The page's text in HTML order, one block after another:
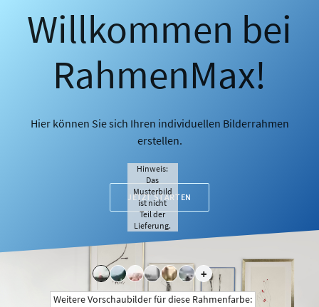
Willkommen bei
RahmenMax!
Hier können Sie sich Ihren individuellen Bilderrahmen
erstellen.
JETZT STARTEN
+
Hinweis:
Das
Musterbild
ist nicht
Teil der
Lieferung.
Weitere Vorschaubilder für diese Rahmenfarbe: